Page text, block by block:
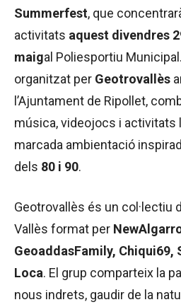
Summerfest, que
activitats aquest divendres
maigal Poliesportiu
organitzat per Geotrovallès
l’Ajuntament de Ripollet,
música, videojocs i activitats
marcada ambientació
dels 80 i 90.
Geotrovallès és un col·lectiu
Vallès format per
GeoaddasFamily, Chiqui69,
Loca. El grup comparteix la
nous indrets, gaudir de la